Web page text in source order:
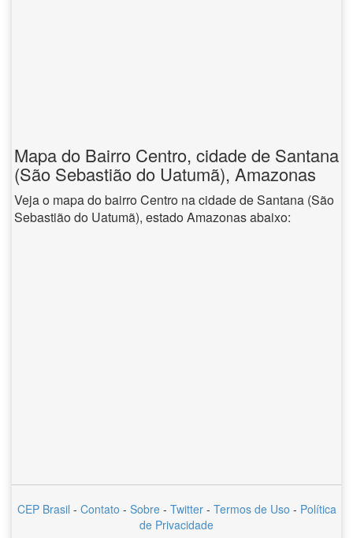
Mapa do Bairro Centro, cidade de Santana
(São Sebastião do Uatumã), Amazonas
Veja o mapa do bairro Centro na cidade de Santana (São
Sebastião do Uatumã), estado Amazonas abaixo:
CEP Brasil - Contato - Sobre - Twitter - Termos de Uso - Política
de Privacidade